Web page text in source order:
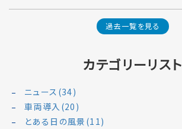
過去一覧を見る
カテゴリーリスト
ニュース(34)
車両導入(20)
とある日の風景(11)